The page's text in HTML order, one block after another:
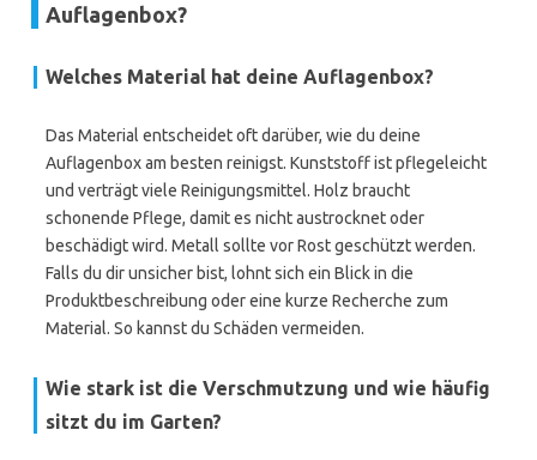
Auflagenbox?
Welches Material hat deine Auflagenbox?
Das Material entscheidet oft darüber, wie du deine
Auflagenbox am besten reinigst. Kunststoff ist pflegeleicht
und verträgt viele Reinigungsmittel. Holz braucht
schonende Pflege, damit es nicht austrocknet oder
beschädigt wird. Metall sollte vor Rost geschützt werden.
Falls du dir unsicher bist, lohnt sich ein Blick in die
Produktbeschreibung oder eine kurze Recherche zum
Material. So kannst du Schäden vermeiden.
Wie stark ist die Verschmutzung und wie häufig
sitzt du im Garten?